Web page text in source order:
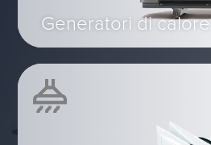
Generatori di calore